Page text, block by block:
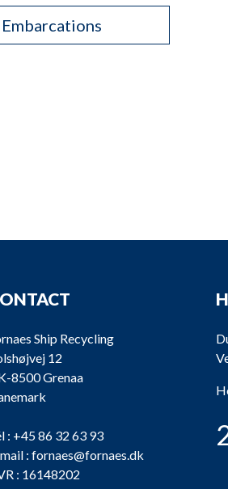
Embarcations
Ship Recycling
12
8500 Grenaa
: +45 86 32 63 93
: fornaes@fornaes.dk
: 16148202